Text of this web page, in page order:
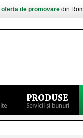
oferta de promovare din